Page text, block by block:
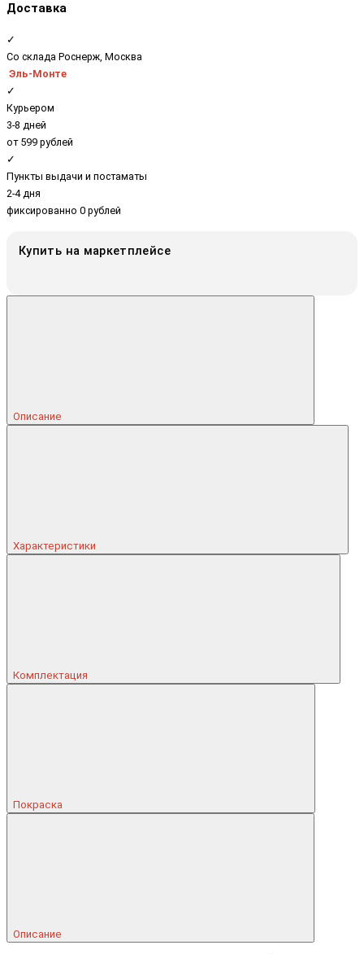
Доставка
✓
Со склада Роснерж, Москва
Эль-Монте
✓
Курьером
3-8 дней
от 599 рублей
✓
Пункты выдачи и постаматы
2-4 дня
фиксированно 0 рублей
Купить на маркетплейсе
Описание
Характеристики
Комплектация
Покраска
Описание